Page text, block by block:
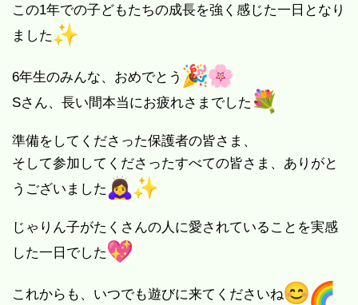
この1年での子どもたちの成長を強く感じた一日となり
ました
6年生のみんな、おめでとう
Sさん、長い間本当にお疲れさまでした
準備をしてくださった保護者の皆さま、
そして参加してくださったすべての皆さま、ありがと
うございました
じゃりん子がたくさんの人に愛されていることを実感
した一日でした
これからも、いつでも遊びに来てくださいね